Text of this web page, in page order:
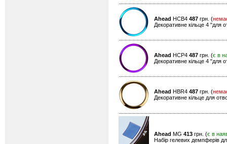
Ahead HCB4 487 грн. (
Декоративне кільце 4 "для
Ahead HCP4 487 грн. (є в
Декоративне кільце 4 "для
Ahead HBR4 487 грн. (
Декоративне кільце для
Ahead MG 413 грн. (є в
Набір гелевих демпферів